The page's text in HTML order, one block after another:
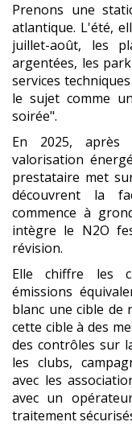
Prenons une
atlantique. L'été,
juillet-août, les
argentées, les
services
le sujet comme
soirée".
En 2025, après
valorisation
prestataire met
découvrent la
commence à
intègre le N2O
révision.
Elle chiffre les
émissions
blanc une cible de
cette cible à des
des contrôles sur
les clubs,
avec les
avec un
traitement